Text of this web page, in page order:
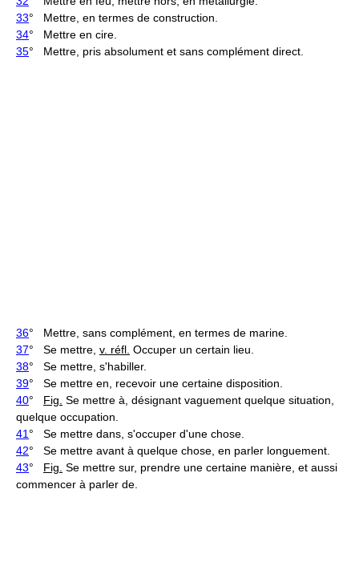
33° Mettre, en termes de construction.
34° Mettre en cire.
35° Mettre, pris absolument et sans complément direct.
36° Mettre, sans complément, en termes de marine.
37° Se mettre, v. réfl. Occuper un certain lieu.
38° Se mettre, s'habiller.
39° Se mettre en, recevoir une certaine disposition.
40° Fig. Se mettre à, désignant vaguement quelque situation,
quelque occupation.
41 ° Se mettre dans, s'occuper d'une chose.
42° Se mettre avant à quelque chose, en parler longuement.
43° Fig. Se mettre sur, prendre une certaine manière, et aussi
commencer à parler de.